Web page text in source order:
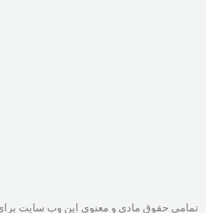
تمامی حقوق مادی و معنوی این وب سایت